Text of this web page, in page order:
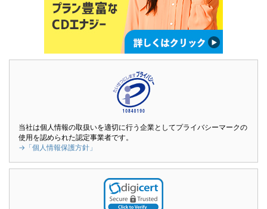
当社は個人情報の取扱いを適切に行う企業としてプライバシーマークの
使用を認められた認定事業者です。
→「個人情報保護方針」